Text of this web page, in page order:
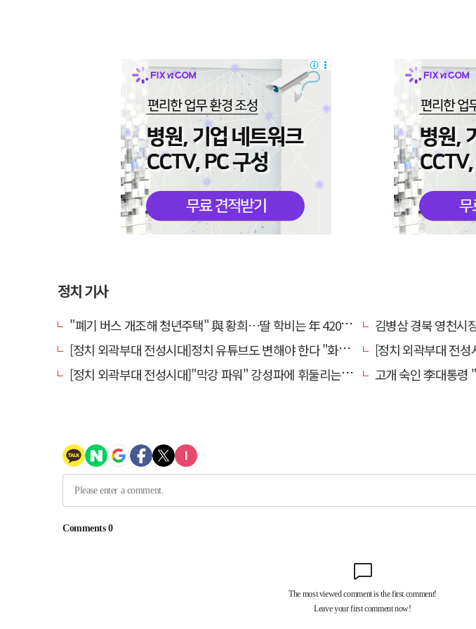
정치 기사
"폐기 버스 개조해 청년주택" 與 황희…딸 학비는 年 4200만원
김병삼 경북 영천시장, 이번엔
[정치 외곽부대 전성시대]정치 유튜브도 변해야 한다 "화합과 존중"
[정치 외곽부대 전성시대
[정치 외곽부대 전성시대]"막강 파워" 강성파에 휘둘리는 여야 …"이슈 메이킹" 커지는 변방의 북소리
고개 숙인 李대통령 "국